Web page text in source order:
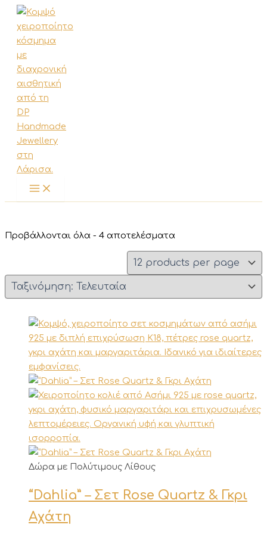
Μετάβαση
στο
περιεχόμενο
Προβάλλονται όλα - 4 αποτελέσματα
by
latest
Δώρα με Πολύτιμους Λίθους
“Dahlia” – Σετ Rose Quartz & Γκρι
Αχάτη
Αυτό
προϊόν
έχει
πολλαπλές